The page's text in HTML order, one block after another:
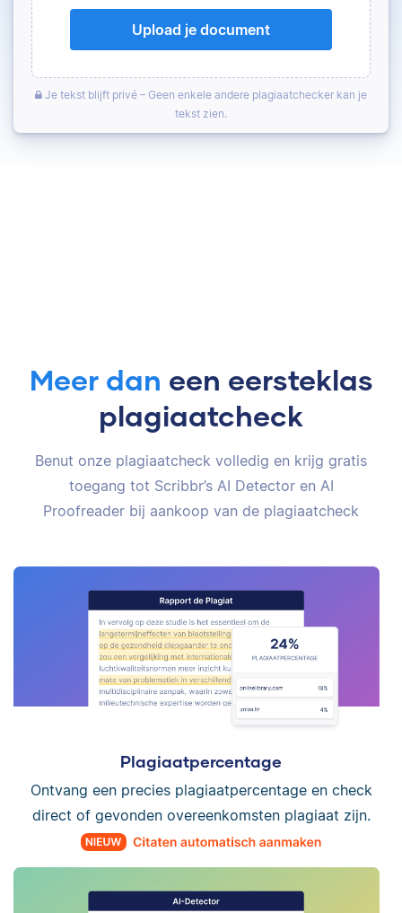
Upload je document
Je tekst blijft privé – Geen enkele andere plagiaatchecker kan je
tekst zien.
Meer dan een eersteklas
plagiaatcheck
Benut onze plagiaatcheck volledig en krijg gratis
toegang tot Scribbr’s AI Detector en AI
Proofreader bij aankoop van de plagiaatcheck
Plagiaatpercentage
Ontvang een precies plagiaatpercentage en check
direct of gevonden overeenkomsten plagiaat zijn.